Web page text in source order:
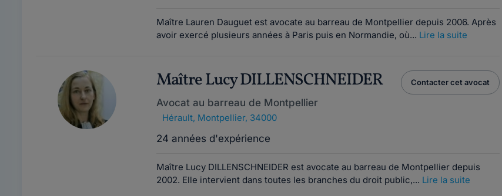
Maître Lauren Dauguet est avocate au barreau de Montpellier depuis 2006. Après
avoir exercé plusieurs années à Paris puis en Normandie, où... Lire la suite
Maître Lucy DILLENSCHNEIDER
Avocat au barreau de Montpellier
Hérault, Montpellier, 34000
24 années d'expérience
Contacter cet avocat
Maître Lucy DILLENSCHNEIDER est avocate au barreau de Montpellier depuis
2002. Elle intervient dans toutes les branches du droit public,... Lire la suite